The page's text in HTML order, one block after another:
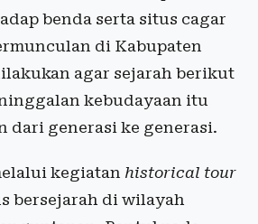
benda serta situs cagar
di Kabupaten
agar sejarah berikut
kebudayaan itu
dari generasi ke generasi.
kegiatan historical tour
bersejarah di wilayah